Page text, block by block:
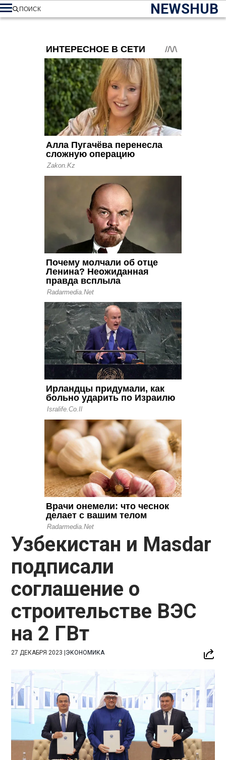
NEWSHUB
ПОИСК
Узбекистан и Masdar
подписали
соглашение о
строительстве ВЭС
на 2 ГВт
27 ДЕКАБРЯ 2023 |ЭКОНОМИКА